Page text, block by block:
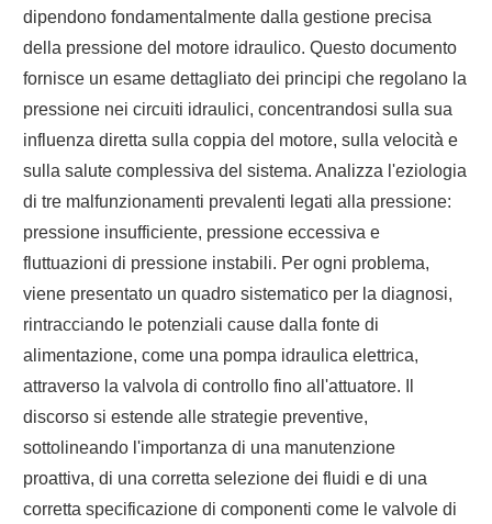
dipendono fondamentalmente dalla gestione precisa
della pressione del motore idraulico. Questo documento
fornisce un esame dettagliato dei principi che regolano la
pressione nei circuiti idraulici, concentrandosi sulla sua
influenza diretta sulla coppia del motore, sulla velocità e
sulla salute complessiva del sistema. Analizza l'eziologia
di tre malfunzionamenti prevalenti legati alla pressione:
pressione insufficiente, pressione eccessiva e
fluttuazioni di pressione instabili. Per ogni problema,
viene presentato un quadro sistematico per la diagnosi,
rintracciando le potenziali cause dalla fonte di
alimentazione, come una pompa idraulica elettrica,
attraverso la valvola di controllo fino all'attuatore. Il
discorso si estende alle strategie preventive,
sottolineando l'importanza di una manutenzione
proattiva, di una corretta selezione dei fluidi e di una
corretta specificazione di componenti come le valvole di